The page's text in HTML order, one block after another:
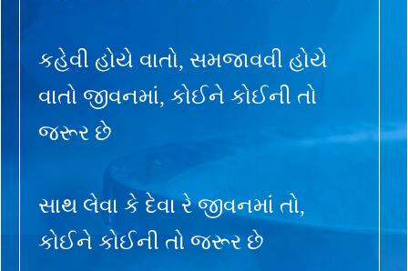
કહેવી હોયે વાતો, સમજાવવી હોયે
વાતો જીવનમાં, કોઈને કોઈની તો
જરૂર છે
સાથ લેવા કે દેવા રે જીવનમાં તો,
કોઈને કોઈની તો જરૂર છે